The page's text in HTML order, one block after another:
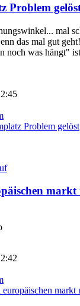
Problem
mal
das mal gut
noch was hängt"
Problem gelöst
markt